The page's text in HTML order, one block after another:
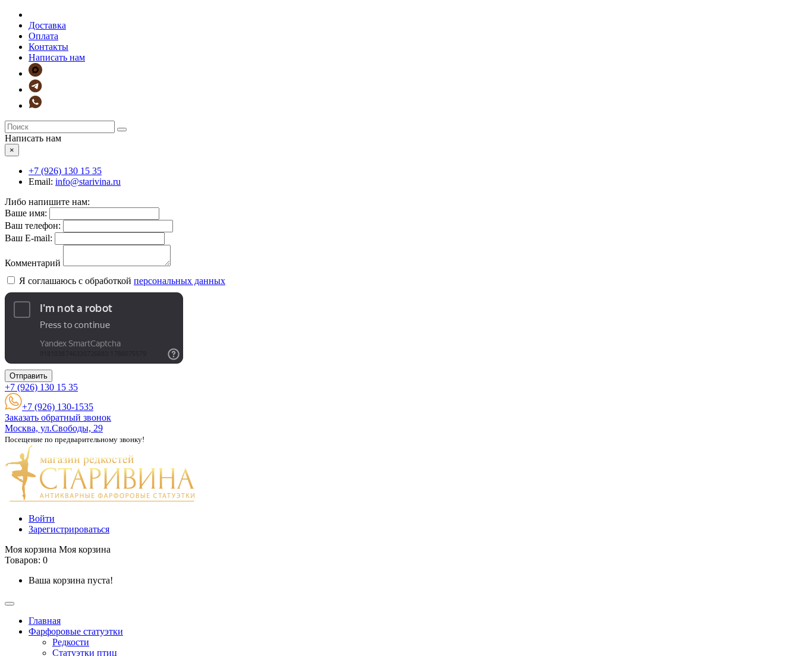
Доставка
Оплата
Контакты
Написать нам
Написать нам
×
+7 (926) 130 15 35
Email: info@starivina.ru
Либо напишите нам:
Ваше имя:
Ваш телефон:
Ваш E-mail:
Комментарий
Я соглашаюсь с обработкой персональных данных
Отправить
+7 (926) 130 15 35
+7 (926) 130-1535
Заказать обратный звонок
Москва, ул.Свободы, 29
Посещение по предварительному звонку!
Войти
Зарегистрироваться
Моя корзина Моя корзина
Товаров: 0
Ваша корзина пуста!
Главная
Фарфоровые статуэтки
Редкости
Cтатуэтки птиц